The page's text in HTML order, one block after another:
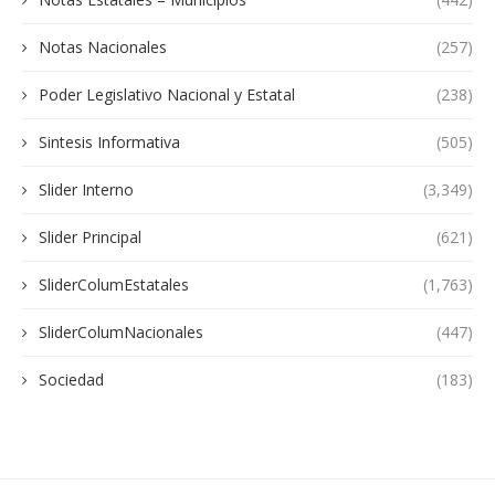
Notas Nacionales (257)
Poder Legislativo Nacional y Estatal (238)
Sintesis Informativa (505)
Slider Interno (3,349)
Slider Principal (621)
SliderColumEstatales (1,763)
SliderColumNacionales (447)
Sociedad (183)